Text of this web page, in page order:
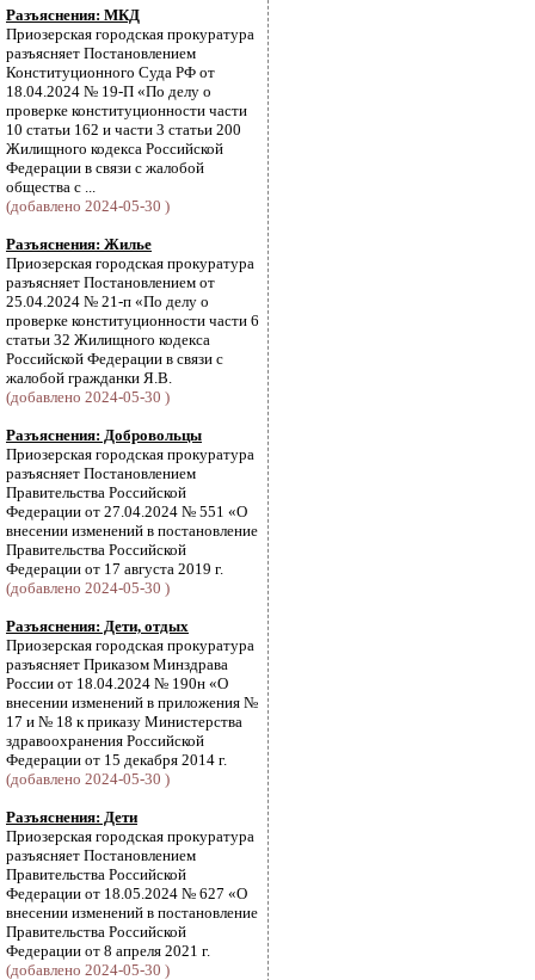
Разъяснения: МКД
Приозерская городская прокуратура
разъясняет Постановлением
Конституционного Суда РФ от
18.04.2024 № 19-П «По делу о
проверке конституционности части
10 статьи 162 и части 3 статьи 200
Жилищного кодекса Российской
Федерации в связи с жалобой
общества с ...
(добавлено 2024-05-30 )
Разъяснения: Жилье
Приозерская городская прокуратура
разъясняет Постановлением от
25.04.2024 № 21-п «По делу о
проверке конституционности части 6
статьи 32 Жилищного кодекса
Российской Федерации в связи с
жалобой гражданки Я.В.
(добавлено 2024-05-30 )
Разъяснения: Добровольцы
Приозерская городская прокуратура
разъясняет Постановлением
Правительства Российской
Федерации от 27.04.2024 № 551 «О
внесении изменений в постановление
Правительства Российской
Федерации от 17 августа 2019 г.
(добавлено 2024-05-30 )
Разъяснения: Дети, отдых
Приозерская городская прокуратура
разъясняет Приказом Минздрава
России от 18.04.2024 № 190н «О
внесении изменений в приложения №
17 и № 18 к приказу Министерства
здравоохранения Российской
Федерации от 15 декабря 2014 г.
(добавлено 2024-05-30 )
Разъяснения: Дети
Приозерская городская прокуратура
разъясняет Постановлением
Правительства Российской
Федерации от 18.05.2024 № 627 «О
внесении изменений в постановление
Правительства Российской
Федерации от 8 апреля 2021 г.
(добавлено 2024-05-30 )